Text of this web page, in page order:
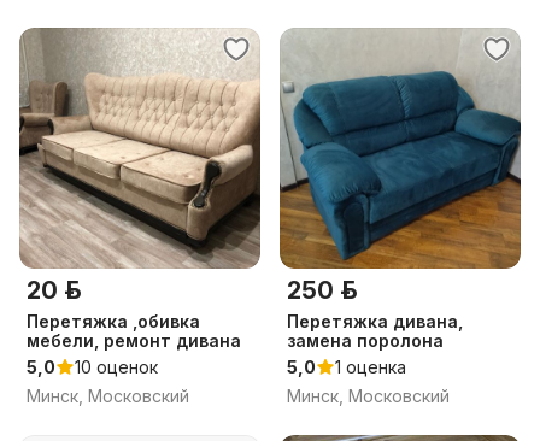
20 р.
Перетяжка ,обивка
мебели, ремонт дивана
5,0
10 оценок
Минск, Московский
250 р.
Перетяжка дивана,
замена поролона
5,0
1 оценка
Минск, Московский